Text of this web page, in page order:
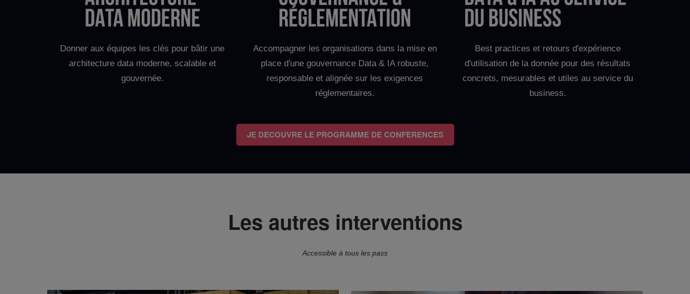
Donner aux équipes les clés pour bâtir une
architecture data moderne, scalable et
gouvernée.
Accompagner les organisations dans la mise en
place d'une gouvernance Data & IA robuste,
responsable et alignée sur les exigences
réglementaires.
Best practices et retours d'expérience
d'utilisation de la donnée pour des résultats
concrets, mesurables et utiles au service du
business.
JE DECOUVRE LE PROGRAMME DE CONFERENCES
Les autres interventions
Accessible à tous les pass